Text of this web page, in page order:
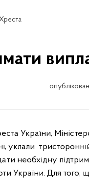
України,
уклали
необхідну
України. Для